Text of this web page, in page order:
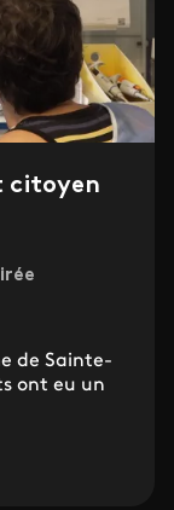
citoyen
de Sainte-
ont eu un